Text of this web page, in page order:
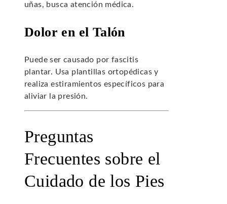
uñas, busca atención médica.
Dolor en el Talón
Puede ser causado por fascitis
plantar. Usa plantillas ortopédicas y
realiza estiramientos específicos para
aliviar la presión.
Preguntas
Frecuentes sobre el
Cuidado de los Pies